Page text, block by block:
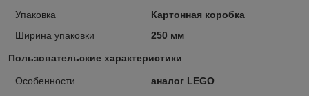
Упаковка
Картонная коробка
Ширина упаковки
250 мм
Пользовательские характеристики
Особенности
аналог LEGO